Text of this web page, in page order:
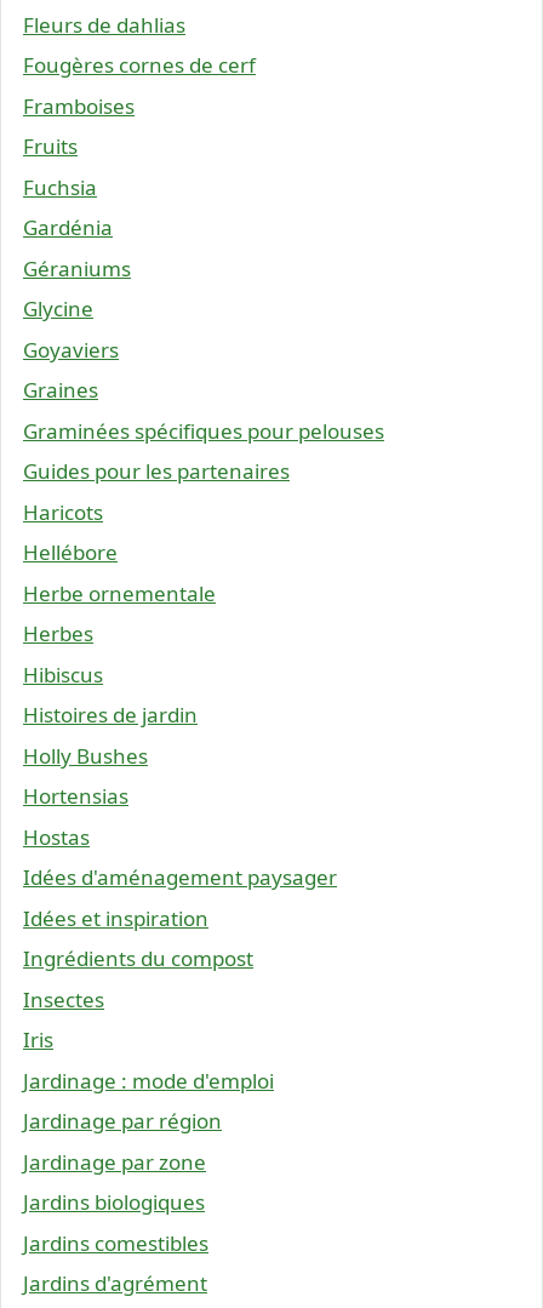
Fleurs de dahlias
Fougères cornes de cerf
Framboises
Fruits
Fuchsia
Gardénia
Géraniums
Glycine
Goyaviers
Graines
Graminées spécifiques pour pelouses
Guides pour les partenaires
Haricots
Hellébore
Herbe ornementale
Herbes
Hibiscus
Histoires de jardin
Holly Bushes
Hortensias
Hostas
Idées d'aménagement paysager
Idées et inspiration
Ingrédients du compost
Insectes
Iris
Jardinage : mode d'emploi
Jardinage par région
Jardinage par zone
Jardins biologiques
Jardins comestibles
Jardins d'agrément